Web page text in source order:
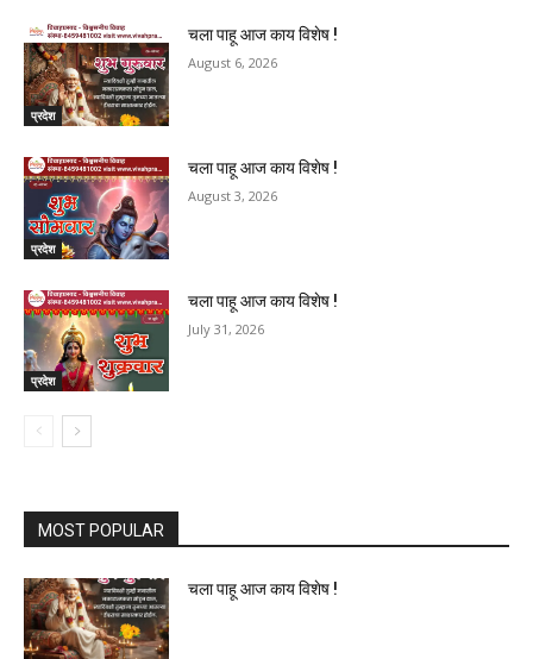
प्रदेश
चला पाहू आज काय विशेष !
August 6, 2026
प्रदेश
चला पाहू आज काय विशेष !
August 3, 2026
प्रदेश
चला पाहू आज काय विशेष !
July 31, 2026
MOST POPULAR
चला पाहू आज काय विशेष !